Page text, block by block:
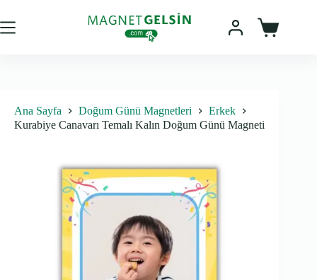
content
Sepet
Ana Sayfa Doğum Günü Magnetleri
Erkek
Kurabiye Canavarı Temalı Kalın Doğum Günü Magneti